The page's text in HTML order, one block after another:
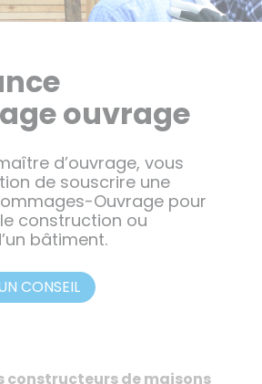
ouvrage
d’ouvrage, vous
de souscrire une
Ouvrage pour
construction ou
bâtiment.
CONSEIL
constructeurs de maisons